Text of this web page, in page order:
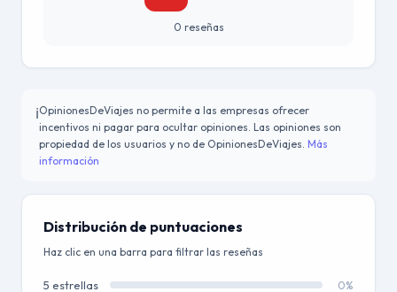
0 reseñas
ℹ️OpinionesDeViajes no permite a las empresas ofrecer
incentivos ni pagar para ocultar opiniones. Las opiniones son
propiedad de los usuarios y no de OpinionesDeViajes. Más
información
Distribución de puntuaciones
Haz clic en una barra para filtrar las reseñas
5 estrellas 0%